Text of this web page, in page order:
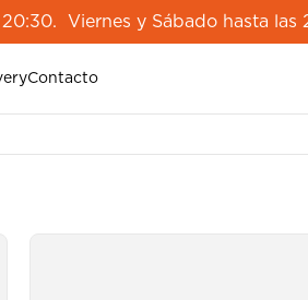
Viernes y Sábado hasta las
Contacto